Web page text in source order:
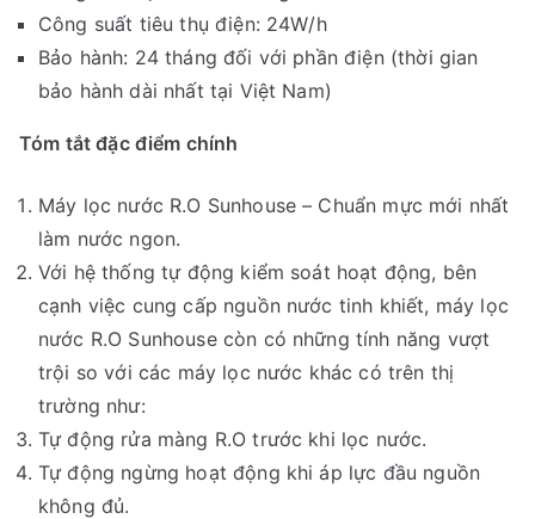
Công suất tiêu thụ điện: 24W/h
Bảo hành: 24 tháng đối với phần điện (thời gian
bảo hành dài nhất tại Việt Nam)
Tóm tắt đặc điểm chính
Máy lọc nước R.O Sunhouse – Chuẩn mực mới nhất
làm nước ngon.
Với hệ thống tự động kiểm soát hoạt động, bên
cạnh việc cung cấp nguồn nước tinh khiết, máy lọc
nước R.O Sunhouse còn có những tính năng vượt
trội so với các máy lọc nước khác có trên thị
trường như:
Tự động rửa màng R.O trước khi lọc nước.
Tự động ngừng hoạt động khi áp lực đầu nguồn
không đủ.